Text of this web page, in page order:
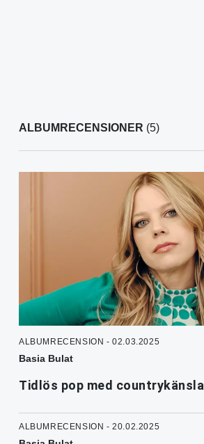
ALBUMRECENSIONER (5)
ALBUMRECENSION - 02.03.2025
Basia Bulat
Tidlös pop med countrykänsla
ALBUMRECENSION - 20.02.2025